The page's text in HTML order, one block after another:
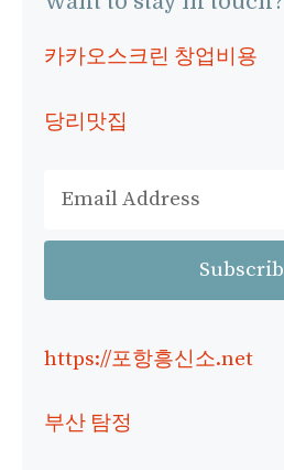
카카오스크린 창업비용
당리맛집
https://포항흥신소.net
부산 탐정